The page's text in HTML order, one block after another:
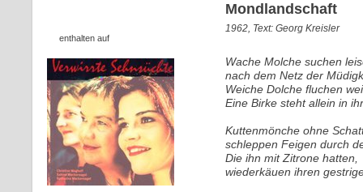
enthalten auf
Mondlandschaft
1962, Text: Georg Kreisler
Wache Molche suchen
nach dem Netz der
Weiche Dolche fluchen
Eine Birke steht allein in
Kuttenmönche ohne
schleppen Feigen durch
Die ihn mit Zitrone hatten,
wiederkäuen ihren